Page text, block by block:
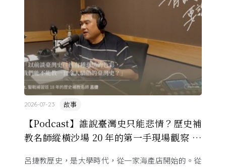
【Podcast】誰說臺灣史只能悲情？歷史補
教名師縱橫沙場 20 年的第一手現場觀察 ft.
故事
2026-07-23
呂捷教歷史，是大學時代，從一家海產店開始的。從